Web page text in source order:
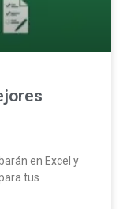
en Excel y
tus